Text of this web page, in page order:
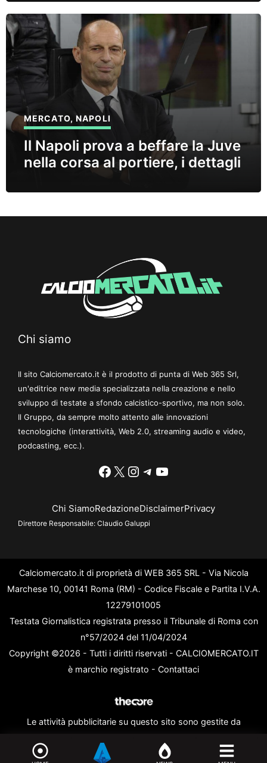
MERCATO, NAPOLI
Il Napoli prova a beffare la Juve
nella corsa al portiere, i dettagli
Chi siamo
Il sito Calciomercato.it è il prodotto di punta di Web 365 Srl,
un'editrice new media specializzata nella creazione e nello
sviluppo di testate a sfondo calcistico-sportivo, ma non solo.
Il Gruppo, da sempre molto attento alle innovazioni
tecnologiche (interattività, Web 2.0, streaming audio e video,
podcasting, ecc.).
Facebook
X Instagram
Telegram
YouTube
Chi SiamoRedazioneDisclaimerPrivacy
Direttore Responsabile: Claudio Galuppi
Calciomercato.it di proprietà di WEB 365 SRL - Via Nicola
Marchese 10, 00141 Roma (RM) - Codice Fiscale e Partita I.V.A.
12279101005
Testata Giornalistica registrata presso il Tribunale di Roma con
n°57/2024 del 11/04/2024
Copyright ©2026 - Tutti i diritti riservati - CALCIOMERCATO.IT
è marchio registrato - Contattaci
Le attività pubblicitarie su questo sito sono gestite da